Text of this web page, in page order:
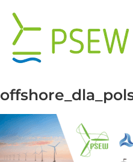
content